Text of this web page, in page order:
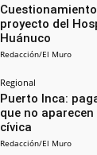
proyecto del
Huánuco
Redacción/El Muro
Regional
Puerto Inca:
que no
cívica
Redacción/El Muro